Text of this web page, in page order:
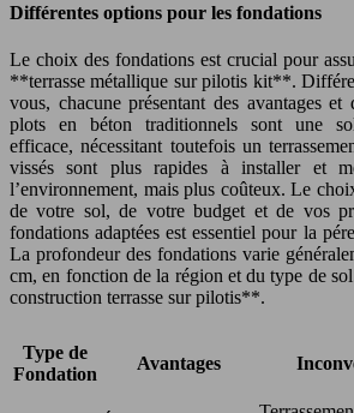
Différentes options pour les fondations
Le choix des fondations est crucial pour
**terrasse métallique sur pilotis kit**.
vous, chacune présentant des avantages et
plots en béton traditionnels sont une
efficace, nécessitant toutefois un
vissés sont plus rapides à installer et
l’environnement, mais plus coûteux. Le
de votre sol, de votre budget et de vos
fondations adaptées est essentiel pour la
La profondeur des fondations varie
cm, en fonction de la région et du type de
construction terrasse sur pilotis**.
Type de
Fondation
Avantages